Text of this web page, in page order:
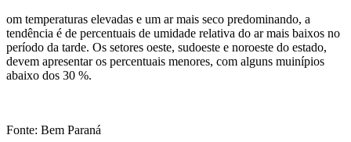
om temperaturas elevadas e um ar mais seco predominando, a
tendência é de percentuais de umidade relativa do ar mais baixos no
período da tarde. Os setores oeste, sudoeste e noroeste do estado,
devem apresentar os percentuais menores, com alguns muinípios
abaixo dos 30 %.
Fonte: Bem Paraná